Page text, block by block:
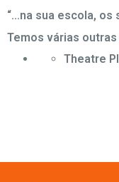
“...na sua escola,
Temos várias
Theatre